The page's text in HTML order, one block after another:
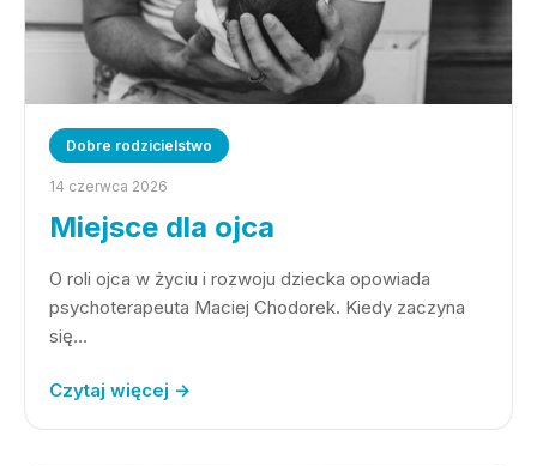
Dobre rodzicielstwo
14 czerwca 2026
Miejsce dla ojca
O roli ojca w życiu i rozwoju dziecka opowiada
psychoterapeuta Maciej Chodorek. Kiedy zaczyna
się…
Czytaj więcej →